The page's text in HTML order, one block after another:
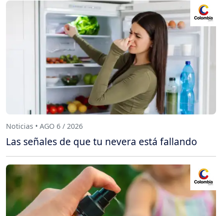
Noticias • AGO 6 / 2026
Las señales de que tu nevera está fallando